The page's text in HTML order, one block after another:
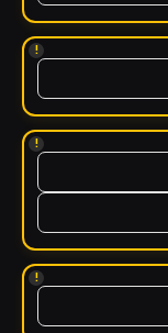
!
!
!